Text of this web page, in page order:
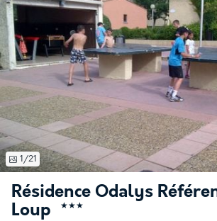
Résidence Odalys
Loup
★★★
1/21